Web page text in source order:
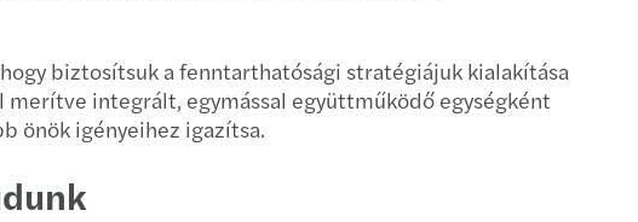
Mazars az 5. a régióban tranzakciós területen
European Insurers' IFRS 9 Benchmark Study
Study on Reinsurers' Financial Communication
biztosítsuk a fenntarthatósági stratégiájuk kialakítása
merítve integrált, egymással együttműködő egységként
önök igényeihez igazítsa.